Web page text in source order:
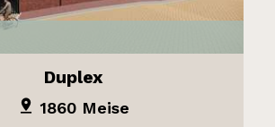
Duplex
1860 Meise